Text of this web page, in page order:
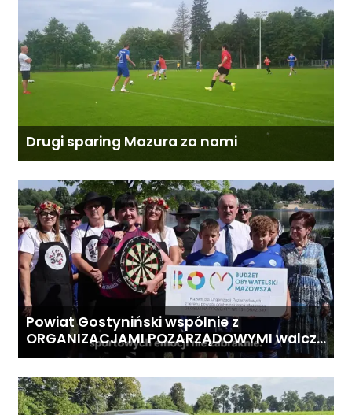
Drugi sparing Mazura za nami
Powiat Gostyniński wspólnie z
ORGANIZACJAMI POZARZĄDOWYMI walczą
o środki z Budżetu Obywatelskiego
terenu!